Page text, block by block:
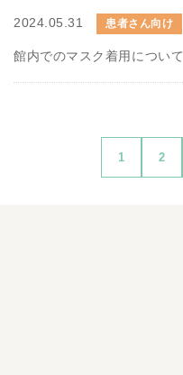
2024.05.31 患者さん向け
館内でのマスク着用について
1 2